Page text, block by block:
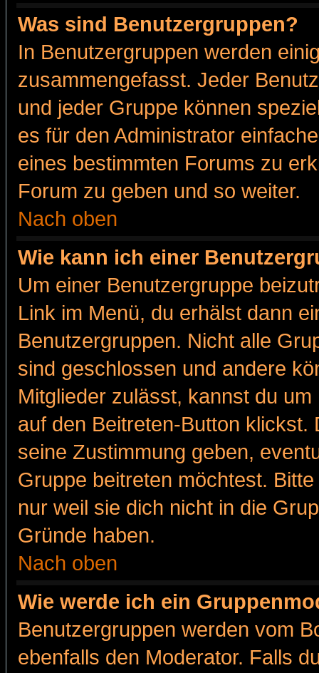
Was sind Benutzergruppen?
In Benutzergruppen werden
zusammengefasst. Jeder
und jeder Gruppe können
es für den Administrator
eines bestimmten Forums zu
Forum zu geben und so weiter.
Nach oben
Wie kann ich einer
Um einer Benutzergruppe
Link im Menü, du erhälst dann
Benutzergruppen. Nicht alle
sind geschlossen und andere
Mitglieder zulässt, kannst du
auf den Beitreten-Button
seine Zustimmung geben,
Gruppe beitreten möchtest.
nur weil sie dich nicht in die
Gründe haben.
Nach oben
Wie werde ich ein
Benutzergruppen werden vom
ebenfalls den Moderator. Falls